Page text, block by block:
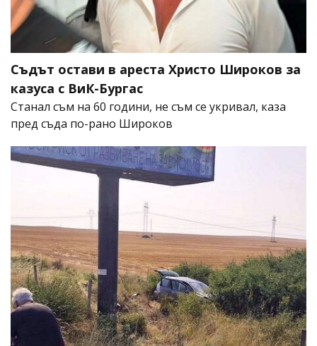
Съдът остави в ареста Христо Широков за
казуса с ВиК-Бургас
Станал съм на 60 години, не съм се укривал, каза
пред съда по-рано Широков